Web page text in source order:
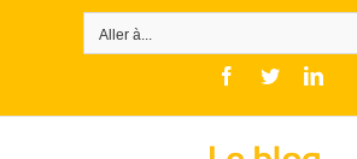
Aller à...
Facebook
Twitter